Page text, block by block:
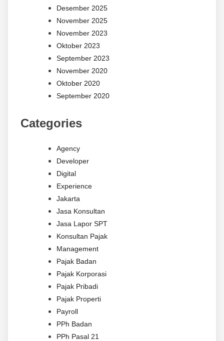
Desember 2025
November 2025
November 2023
Oktober 2023
September 2023
November 2020
Oktober 2020
September 2020
Categories
Agency
Developer
Digital
Experience
Jakarta
Jasa Konsultan
Jasa Lapor SPT
Konsultan Pajak
Management
Pajak Badan
Pajak Korporasi
Pajak Pribadi
Pajak Properti
Payroll
PPh Badan
PPh Pasal 21